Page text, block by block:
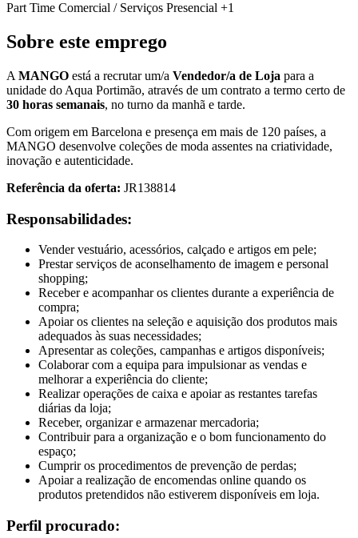
Part Time Comercial / Serviços Presencial +1
Sobre este emprego
A MANGO está a recrutar um/a Vendedor/a de Loja para a
unidade do Aqua Portimão, através de um contrato a termo certo de
30 horas semanais, no turno da manhã e tarde.
Com origem em Barcelona e presença em mais de 120 países, a
MANGO desenvolve coleções de moda assentes na criatividade,
inovação e autenticidade.
Referência da oferta: JR138814
Responsabilidades:
Vender vestuário, acessórios, calçado e artigos em pele;
Prestar serviços de aconselhamento de imagem e personal
shopping;
Receber e acompanhar os clientes durante a experiência de
compra;
Apoiar os clientes na seleção e aquisição dos produtos mais
adequados às suas necessidades;
Apresentar as coleções, campanhas e artigos disponíveis;
Colaborar com a equipa para impulsionar as vendas e
melhorar a experiência do cliente;
Realizar operações de caixa e apoiar as restantes tarefas
diárias da loja;
Receber, organizar e armazenar mercadoria;
Contribuir para a organização e o bom funcionamento do
espaço;
Cumprir os procedimentos de prevenção de perdas;
Apoiar a realização de encomendas online quando os
produtos pretendidos não estiverem disponíveis em loja.
Perfil procurado: